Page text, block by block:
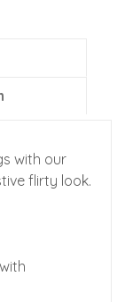
with our
flirty look.